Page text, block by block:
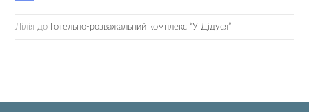
Лілія до Готельно-розважальний комплекс “У Дідуся”